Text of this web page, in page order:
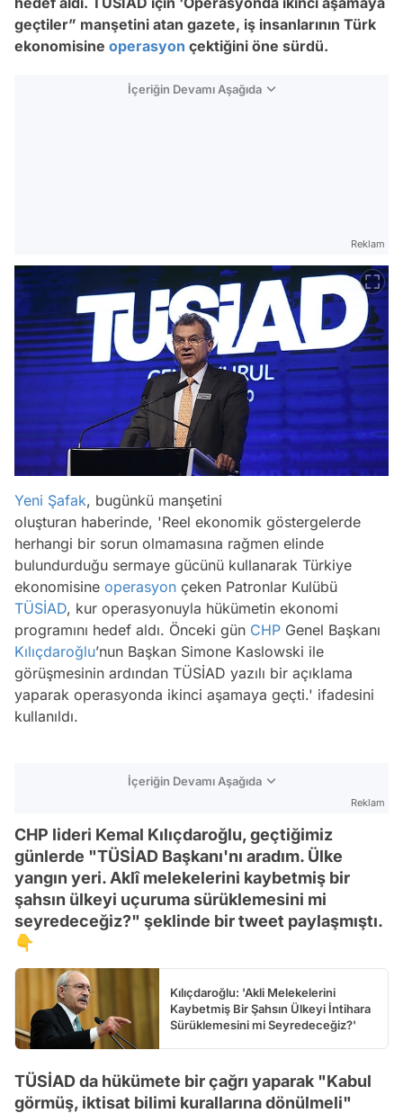
geçtiler” manşetini atan gazete, iş insanlarının Türk
ekonomisine operasyon çektiğini öne sürdü.
İçeriğin Devamı Aşağıda
Reklam
Yeni Şafak, bugünkü manşetini
oluşturan haberinde, 'Reel ekonomik göstergelerde
herhangi bir sorun olmamasına rağmen elinde
bulundurduğu sermaye gücünü kullanarak Türkiye
ekonomisine operasyon çeken Patronlar Kulübü
TÜSİAD, kur operasyonuyla hükümetin ekonomi
programını hedef aldı. Önceki gün CHP Genel Başkanı
Kılıçdaroğlu’nun Başkan Simone Kaslowski ile
görüşmesinin ardından TÜSİAD yazılı bir açıklama
yaparak operasyonda ikinci aşamaya geçti.' ifadesini
kullanıldı.
İçeriğin Devamı Aşağıda
Reklam
CHP lideri Kemal Kılıçdaroğlu, geçtiğimiz
günlerde "TÜSİAD Başkanı'nı aradım. Ülke
yangın yeri. Aklî melekelerini kaybetmiş bir
şahsın ülkeyi uçuruma sürüklemesini mi
seyredeceğiz?" şeklinde bir tweet paylaşmıştı.
👇
Kılıçdaroğlu: 'Akli Melekelerini
Kaybetmiş Bir Şahsın Ülkeyi İntihara
Sürüklemesini mi Seyredeceğiz?'
TÜSİAD da hükümete bir çağrı yaparak "Kabul
görmüş, iktisat bilimi kurallarına dönülmeli"